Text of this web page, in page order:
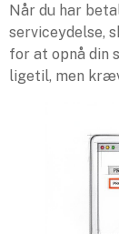
Når du har
serviceydelse,
for at opnå din
ligetil, men